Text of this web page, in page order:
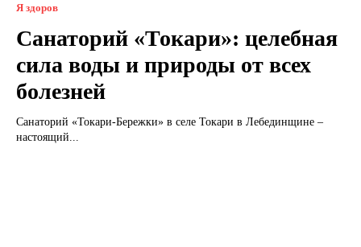
Я здоров
Санаторий «Токари»: целебная
сила воды и природы от всех
болезней
Санаторий «Токари-Бережки» в селе Токари в Лебединщине –
настоящий...